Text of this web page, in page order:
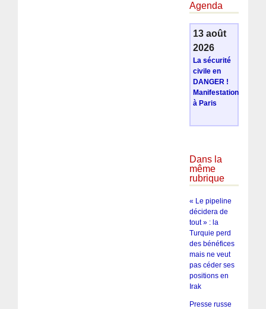
Agenda
13 août
2026
La sécurité
civile en
DANGER !
Manifestation
à Paris
Dans la
même
rubrique
« Le pipeline
décidera de
tout » : la
Turquie perd
des bénéfices
mais ne veut
pas céder ses
positions en
Irak
Presse russe